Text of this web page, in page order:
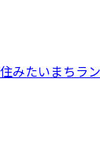
たいまちラ